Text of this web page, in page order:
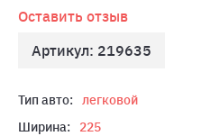
Оставить отзыв
Артикул: 219635
Тип авто: легковой
Ширина:
225